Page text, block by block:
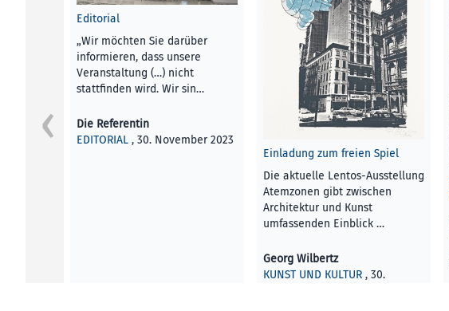
Editorial
„Wir möchten Sie darüber
informieren, dass unsere
Veranstaltung (…) nicht
stattfinden wird. Wir sin…
Die Referentin
EDITORIAL , 30. November 2023
Einladung zum freien Spiel
Die aktuelle Lentos-Ausstellung
Atemzonen gibt zwischen
Architektur und Kunst
umfassenden Einblick …
Georg Wilbertz
KUNST UND KULTUR , 30.